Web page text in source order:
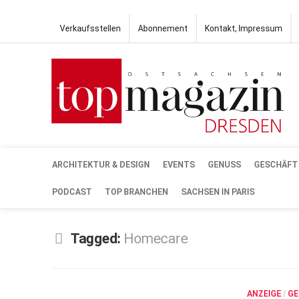
Verkaufsstellen Abonnement Kontakt, Impressum
ARCHITEKTUR & DESIGN EVENTS GENUSS GESCHÄFT
PODCAST TOP BRANCHEN SACHSEN IN PARIS
Tagged: Homecare
ANZEIGE /